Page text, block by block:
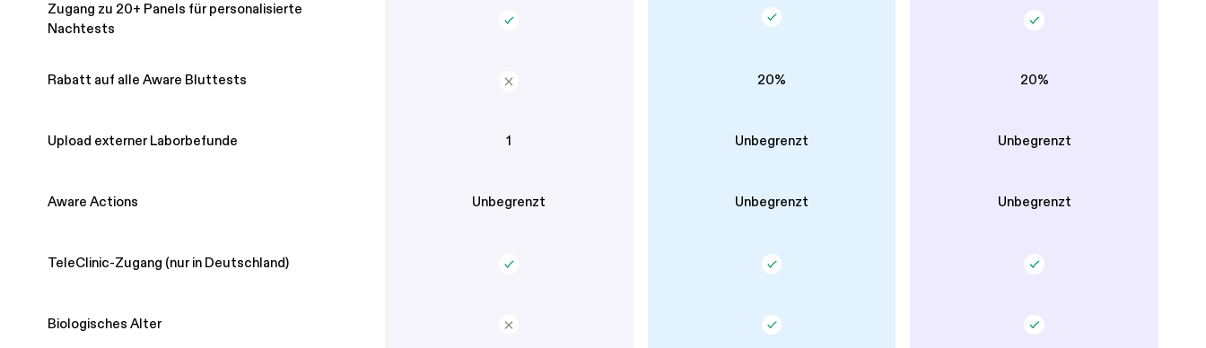
Zugang zu 20+ Panels für personalisierte
Nachtests
Rabatt auf alle Aware Bluttests
Upload externer Laborbefunde
Aware Actions
TeleClinic-Zugang (nur in Deutschland)
Biologisches Alter
1
Unbegrenzt
20%
Unbegrenzt
Unbegrenzt
20%
Unbegrenzt
Unbegrenzt